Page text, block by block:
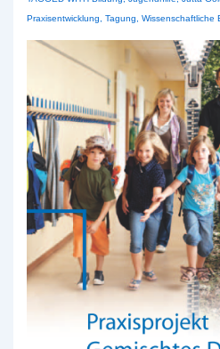
Praxisentwicklung
Tagung Wissenschaftliche